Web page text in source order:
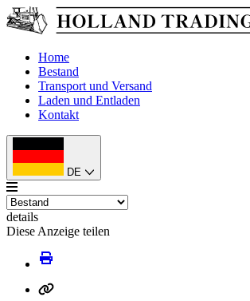
Home
Bestand
Transport und Versand
Laden und Entladen
Kontakt
DE
details
Diese Anzeige teilen